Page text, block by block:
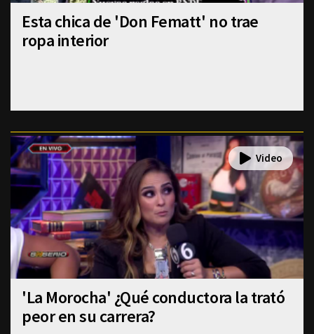
Esta chica de 'Don Fematt' no trae
ropa interior
'La Morocha' ¿Qué conductora la trató
peor en su carrera?